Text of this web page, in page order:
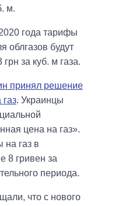
м.
года тарифы
облгазов будут
за куб. м газа.
принял решение
. Украинцы
цена на газ».
на газ в
8 гривен за
периода.
что с нового